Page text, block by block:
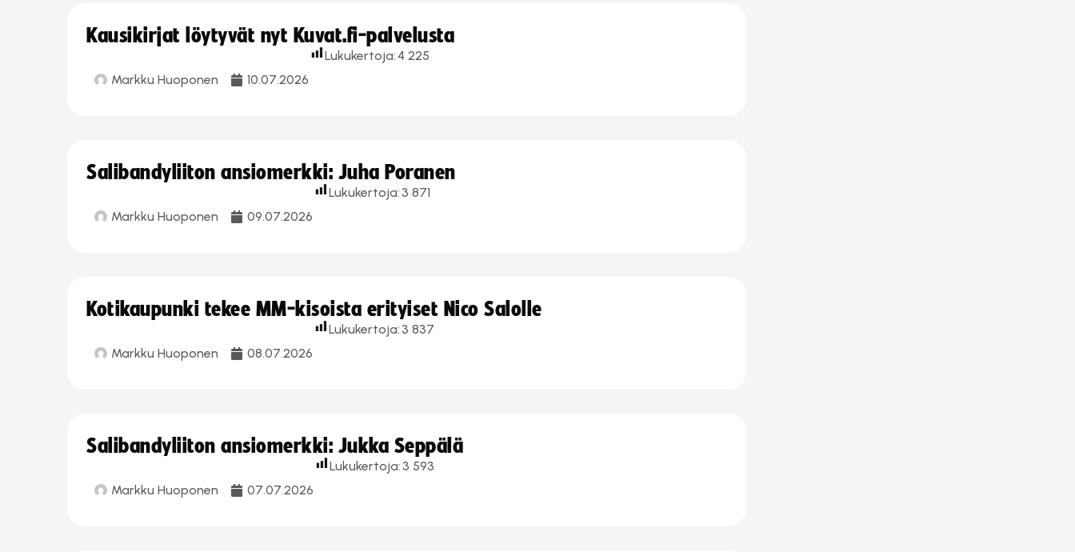
Kausikirjat löytyvät nyt Kuvat.fi-palvelusta
Markku Huoponen 10.07.2026
Lukukertoja: 4 225
Salibandyliiton ansiomerkki: Juha Poranen
Markku Huoponen 09.07.2026
Lukukertoja: 3 871
Kotikaupunki tekee MM-kisoista erityiset Nico Salolle
Markku Huoponen 08.07.2026
Lukukertoja: 3 837
Salibandyliiton ansiomerkki: Jukka Seppälä
Markku Huoponen 07.07.2026
Lukukertoja: 3 593